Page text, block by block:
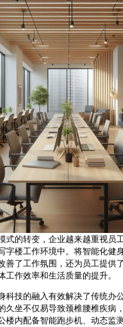
式的转变，企业越来越重视员
字楼工作环境中。将智能化健
善了工作氛围，还为员工提供
工作效率和生活质量的提升。
科技的融入有效解决了传统办
久坐不仅易导致颈椎腰椎疾病
楼内配备智能跑步机、动态监